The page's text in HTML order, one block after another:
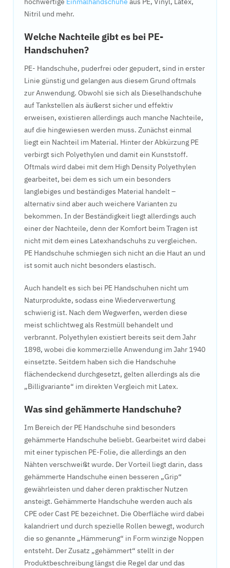
Nitril und mehr.
Welche Nachteile gibt es bei PE-
Handschuhen?
PE- Handschuhe, puderfrei oder gepudert, sind in erster
Linie günstig und gelangen aus diesem Grund oftmals
zur Anwendung. Obwohl sie sich als Dieselhandschuhe
auf Tankstellen als äußerst sicher und effektiv
erweisen, existieren allerdings auch manche Nachteile,
auf die hingewiesen werden muss. Zunächst einmal
liegt ein Nachteil im Material. Hinter der Abkürzung PE
verbirgt sich Polyethylen und damit ein Kunststoff.
Oftmals wird dabei mit dem High Density Polyethylen
gearbeitet, bei dem es sich um ein besonders
langlebiges und beständiges Material handelt –
alternativ sind aber auch weichere Varianten zu
bekommen. In der Beständigkeit liegt allerdings auch
einer der Nachteile, denn der Komfort beim Tragen ist
nicht mit dem eines Latexhandschuhs zu vergleichen.
PE Handschuhe schmiegen sich nicht an die Haut an und
ist somit auch nicht besonders elastisch.
Auch handelt es sich bei PE Handschuhen nicht um
Naturprodukte, sodass eine Wiederverwertung
schwierig ist. Nach dem Wegwerfen, werden diese
meist schlichtweg als Restmüll behandelt und
verbrannt. Polyethylen existiert bereits seit dem Jahr
1898, wobei die kommerzielle Anwendung im Jahr 1940
einsetzte. Seitdem haben sich die Handschuhe
flächendeckend durchgesetzt, gelten allerdings als die
„Billigvariante“ im direkten Vergleich mit Latex.
Was sind gehämmerte Handschuhe?
Im Bereich der PE Handschuhe sind besonders
gehämmerte Handschuhe beliebt. Gearbeitet wird dabei
mit einer typischen PE-Folie, die allerdings an den
Nähten verschweißt wurde. Der Vorteil liegt darin, dass
gehämmerte Handschuhe einen besseren „Grip“
gewährleisten und daher deren praktischer Nutzen
ansteigt. Gehämmerte Handschuhe werden auch als
CPE oder Cast PE bezeichnet. Die Oberfläche wird dabei
kalandriert und durch spezielle Rollen bewegt, wodurch
die so genannte „Hämmerung“ in Form winzige Noppen
entsteht. Der Zusatz „gehämmert“ stellt in der
Produktbeschreibung längst die Regel dar und das